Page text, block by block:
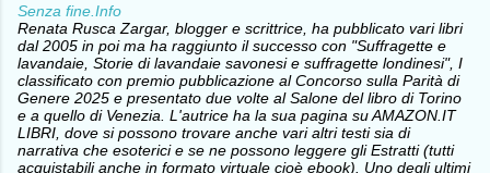
Senza fine.Info
Renata Rusca Zargar, blogger e scrittrice, ha pubblicato vari libri
dal 2005 in poi ma ha raggiunto il successo con "Suffragette e
lavandaie, Storie di lavandaie savonesi e suffragette londinesi", I
classificato con premio pubblicazione al Concorso sulla Parità di
Genere 2025 e presentato due volte al Salone del libro di Torino
e a quello di Venezia. L'autrice ha la sua pagina su AMAZON.IT
LIBRI, dove si possono trovare anche vari altri testi sia di
narrativa che esoterici e se ne possono leggere gli Estratti (tutti
acquistabili anche in formato virtuale cioè ebook). Uno degli ultimi